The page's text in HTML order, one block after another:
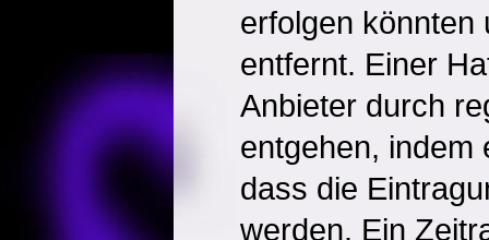
erfolgen könnten
entfernt. Einer
Anbieter durch
entgehen, indem
dass die
werden. Ein